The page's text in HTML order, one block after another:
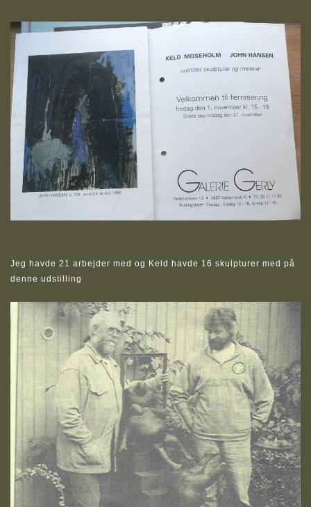
Jeg havde 21 arbejder med og Keld havde 16 skulpturer med på
denne udstilling